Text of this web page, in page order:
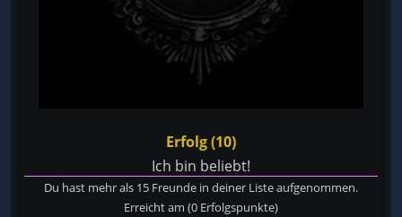
Erfolg (10)
Ich bin beliebt!
Du hast mehr als 15 Freunde in deiner Liste aufgenommen.
Erreicht am (0 Erfolgspunkte)